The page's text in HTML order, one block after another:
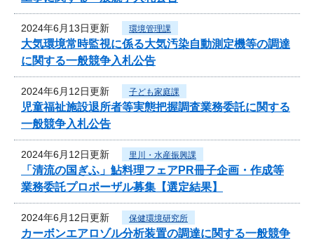
2024年6月13日更新 環境管理課
大気環境常時監視に係る大気汚染自動測定機等の調達
に関する一般競争入札公告
2024年6月12日更新 子ども家庭課
児童福祉施設退所者等実態把握調査業務委託に関する
一般競争入札公告
2024年6月12日更新 里川・水産振興課
「清流の国ぎふ」鮎料理フェアPR冊子企画・作成等
業務委託プロポーザル募集【選定結果】
2024年6月12日更新 保健環境研究所
カーボンエアロゾル分析装置の調達に関する一般競争